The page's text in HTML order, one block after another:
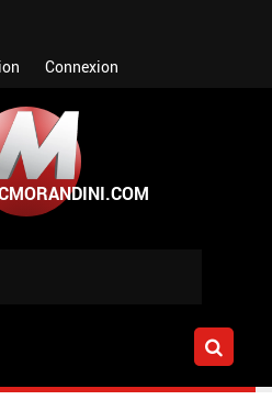
Connexion